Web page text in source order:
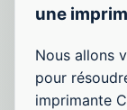
une
Nous allons
pour
imprimante